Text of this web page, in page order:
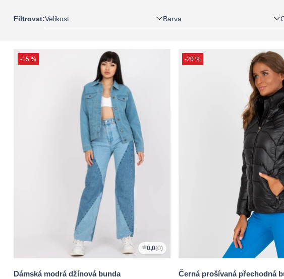
Filtrovat:Velikost Barva
-15 %
0,0(0)
Dámská modrá džínová bunda
-20 %
Černá prošívaná přechodná